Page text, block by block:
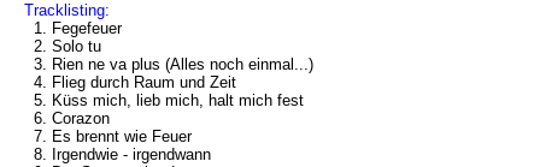
Tracklisting:
1. Fegefeuer
2. Solo tu
3. Rien ne va plus (Alles noch einmal...)
4. Flieg durch Raum und Zeit
5. Küss mich, lieb mich, halt mich fest
6. Corazon
7. Es brennt wie Feuer
8. Irgendwie - irgendwann